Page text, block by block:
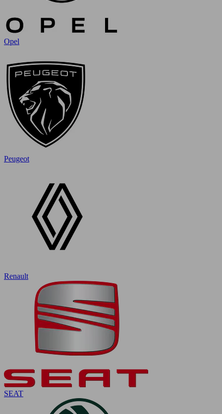
Opel
Peugeot
Renault
SEAT